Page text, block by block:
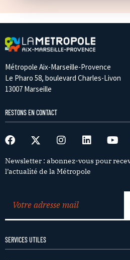
Métropole Aix-Marseille-Provence
Le Pharo 58, boulevard Charles-Livon
13007 Marseille
RESTONS EN CONTACT
Newsletter : abonnez-vous pour
l’actualité de la Métropole
SERVICES UTILES